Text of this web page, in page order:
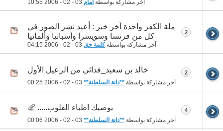
آخر مشاركة بواسطة امام 10:55
ملة الكفر واحدة آخر خبر : أعيد نشر الصور في
كل من فرنسا وسويسرا وأسبانيا وألمانيا
آخر مشاركة بواسطةكلمة حق 04:15
2
خالد بن سعيد_فدائي من الرعيل الأول
آخر مشاركة بواسطة **دانة السلطنة** 00:25
2
يوصيك اطباء القلوب.....
آخر مشاركة بواسطة **دانة السلطنة** 00:06
4